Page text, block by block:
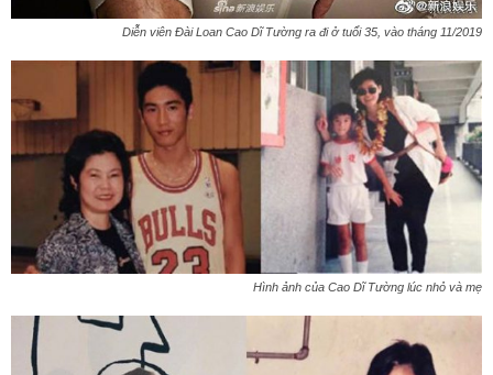
Diễn viên Đài Loan Cao Dĩ Tường ra đi ở tuổi 35, vào tháng 11/2019
Hình ảnh của Cao Dĩ Tường lúc nhỏ và mẹ